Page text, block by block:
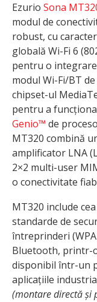
Ezurio Sona
modul de
robust, cu
globală Wi-Fi 6
pentru o
modul Wi-Fi/BT
chipset-ul
pentru a
Genio™ de
MT320 combină
amplificator LNA
2×2 multi-user
o conectivitate
MT320 include
standarde de
întreprinderi
Bluetooth, printr-
disponibil într-un
aplicațiile
(montare directă și